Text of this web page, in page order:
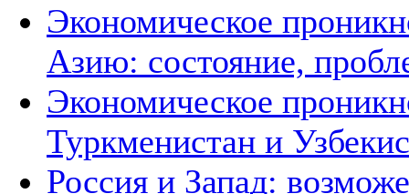
Экономическое
Азию: состояние,
Экономическое
Туркменистан и
Россия и Запад: